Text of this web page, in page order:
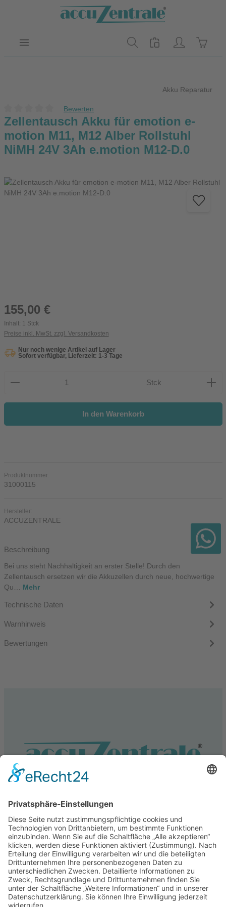
Zum Hauptinhalt springen
Akku Reparatur
Durchschnittliche Bewertung von 0 von 5 Sternen
Bewerten
Zellentausch Akku für emotion e-
motion M11, M12 Alber Rollstuhl
NiMH 24V 3Ah e.motion M12-D.0
Bildergalerie überspringen
Regulärer Preis:
155,00 €
Inhalt: 1 Stck
Preise inkl. MwSt. zzgl. Versandkosten
Nur noch wenige Artikel auf Lager
Sofort verfügbar, Lieferzeit: 1-3 Tage
Produkt Anzahl: Gib den gewünschten Wert ein oder
Stck
In den Warenkorb
Produktnummer:
31000115
Hersteller:
ACCUZENTRALE
Beschreibung
Bei uns steht Nachhaltigkeit an erster Stelle! Durch den
Zellentausch ersetzen wir die Akkuzellen durch neue, hochwertige
Qu… Mehr
Technische Daten
Warnhinweis
Bewertungen
Service
Information
Unsere weiteren Shops